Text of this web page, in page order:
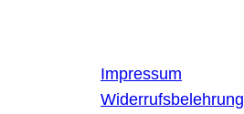
Impressum
Widerrufsbelehrung